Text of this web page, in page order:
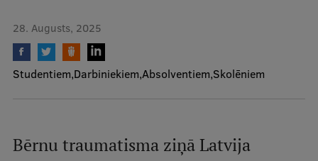
Mobile
galvenā
Studiju iespējas
Pamatstudiju programmas
28. Augusts, 2025
Studentiem Darbiniekiem Absolventiem Skolēniem
Bērnu traumatisma ziņā Latvija